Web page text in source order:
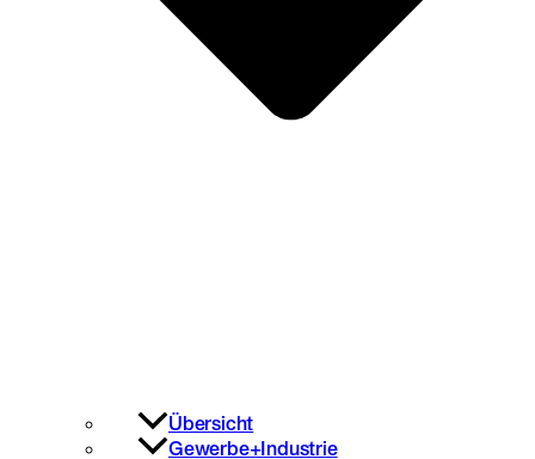
Übersicht
Gewerbe+Industrie